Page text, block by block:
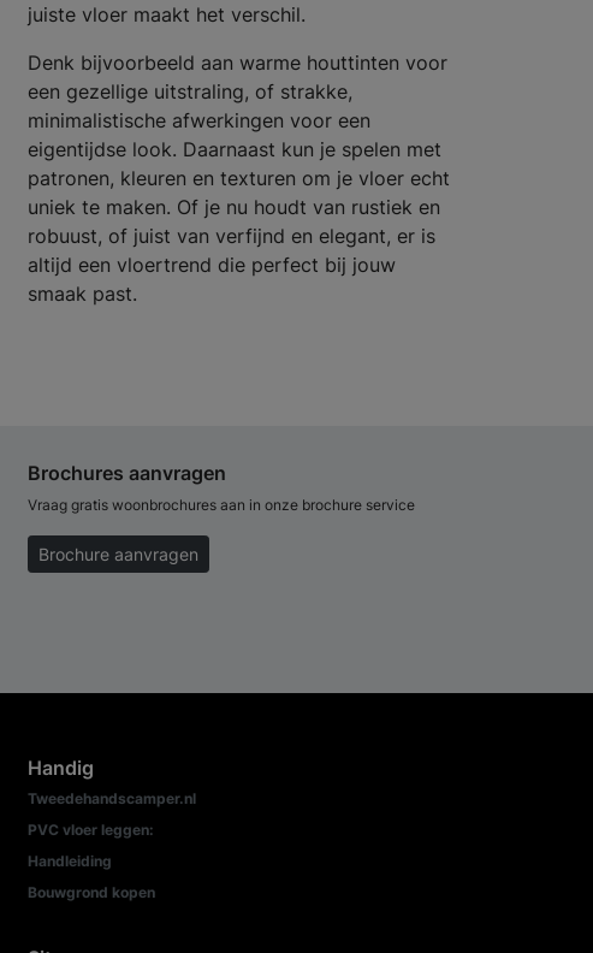
juiste vloer maakt het verschil.
Denk bijvoorbeeld aan warme houttinten voor
een gezellige uitstraling, of strakke,
minimalistische afwerkingen voor een
eigentijdse look. Daarnaast kun je spelen met
patronen, kleuren en texturen om je vloer echt
uniek te maken. Of je nu houdt van rustiek en
robuust, of juist van verfijnd en elegant, er is
altijd een vloertrend die perfect bij jouw
smaak past.
Brochures aanvragen
Vraag gratis woonbrochures aan in onze brochure service
Brochure aanvragen
Handig
Tweedehandscamper.nl
PVC vloer leggen:
Handleiding
Bouwgrond kopen